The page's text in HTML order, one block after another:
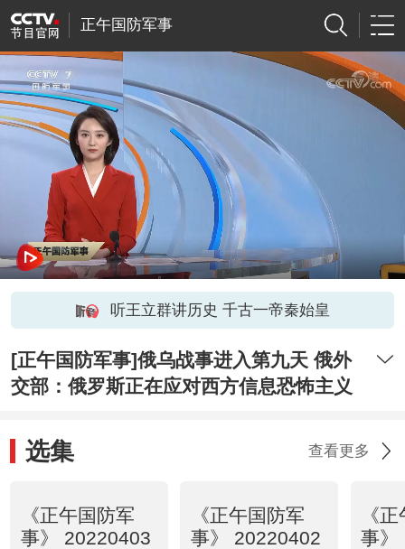
正午国防军事
听王立群讲历史 千古一帝秦始皇
[正午国防军事]俄乌战事进入第九天 俄外
交部：俄罗斯正在应对西方信息恐怖主义
选集 查看更多
《正午国防军
事》 20220403
《正午国防军
事》 20220402
《
事》